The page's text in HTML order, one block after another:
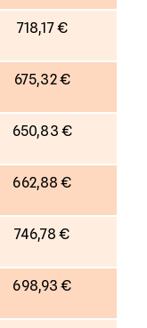
718,17 €
675,32 €
650,83 €
662,88 €
746,78 €
698,93 €